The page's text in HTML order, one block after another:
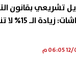
تشريعي بقانون
أصحاب